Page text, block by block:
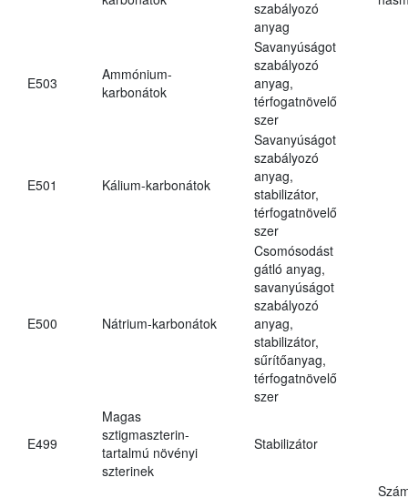
szabályozó
anyag
E503
Ammónium-
karbonátok
Savanyúságot
szabályozó
anyag,
térfogatnövelő
szer
E501 Kálium-karbonátok
Savanyúságot
szabályozó
anyag,
stabilizátor,
térfogatnövelő
szer
E500 Nátrium-karbonátok
Csomósodást
gátló anyag,
savanyúságot
szabályozó
anyag,
stabilizátor,
sűrítőanyag,
térfogatnövelő
szer
E499
Magas
sztigmaszterin-
tartalmú növényi
szterinek
Stabilizátor